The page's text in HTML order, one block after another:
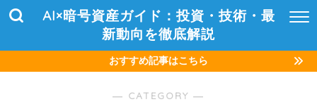
AI×暗号資産ガイド：投資・技術・最
新動向を徹底解説
おすすめ記事はこちら
― CATEGORY ―